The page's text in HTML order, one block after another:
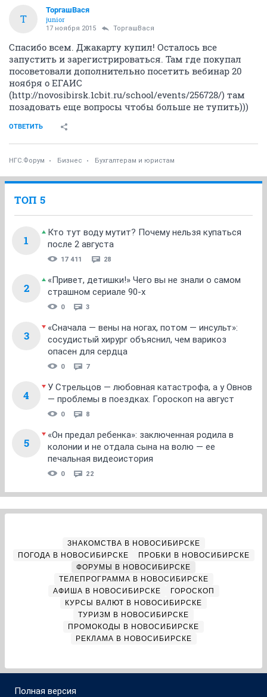
Т
ТоргашВася
junior
17 ноября 2015 ТоргашВася
Спасибо всем. Джакарту купил! Осталось все
запустить и зарегистрироваться. Там где покупал
посоветовали дополнительно посетить вебинар 20
ноября о ЕГАИС
(http://novosibirsk.1cbit.ru/school/events/256728/) там
позадовать еще вопросы чтобы больше не тупить)))
ОТВЕТИТЬ
НГС.Форум Бизнес Бухгалтерам и юристам
ТОП 5
1
Кто тут воду мутит? Почему нельзя купаться
после 2 августа
17 411 28
2
«Привет, детишки!» Чего вы не знали о самом
страшном сериале 90-х
0 3
3
«Сначала — вены на ногах, потом — инсульт»:
сосудистый хирург объяснил, чем варикоз
опасен для сердца
0 7
4
У Стрельцов — любовная катастрофа, а у Овнов
— проблемы в поездках. Гороскоп на август
0 8
5
«Он предал ребенка»: заключенная родила в
колонии и не отдала сына на волю — ее
печальная видеоистория
0 22
ЗНАКОМСТВА В НОВОСИБИРСКЕ
ПОГОДА В НОВОСИБИРСКЕ
ПРОБКИ В НОВОСИБИРСКЕ
ФОРУМЫ В НОВОСИБИРСКЕ
ТЕЛЕПРОГРАММА В НОВОСИБИРСКЕ
АФИША В НОВОСИБИРСКЕ
ГОРОСКОП
КУРСЫ ВАЛЮТ В НОВОСИБИРСКЕ
ТУРИЗМ В НОВОСИБИРСКЕ
ПРОМОКОДЫ В НОВОСИБИРСКЕ
РЕКЛАМА В НОВОСИБИРСКЕ
Полная версия